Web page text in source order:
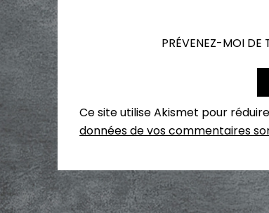
PRÉVENEZ-MOI DE
Ce site utilise Akismet pour
données de vos commentaires